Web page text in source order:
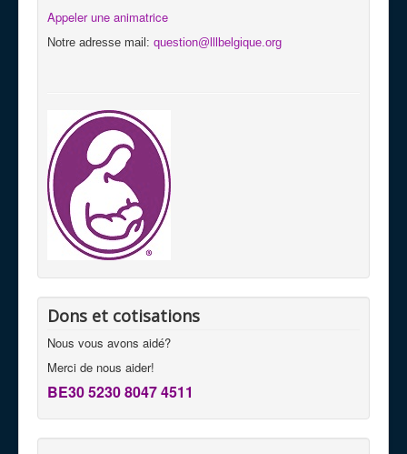
Appeler une animatrice
Notre adresse mail: question@lllbelgique.org
Dons et cotisations
Nous vous avons aidé?
Merci de nous aider!
BE30 5230 8047 4511